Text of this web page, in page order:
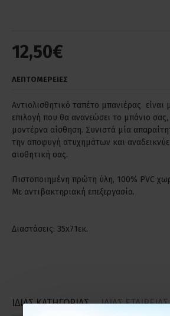
12,50€
ΛΕΠΤΟΜΕΡΕΙΕΣ
Αντιολισθητικό ταπέτο μπανιέρας είναι
επιλογή που θα ανανεώσει το μπάνιο
μοντέρνα αίσθηση. Συνιστά μία
την αποφυγή ατυχημάτων και
αισθητική σας.
Πιστοποιημένη πρώτη ύλη, 100% PVC
Με αντιβακτηριακή επεξεργασία.
Διαστάσεις: 35x71εκ.
ΙΔΙΑΣ ΚΑΤΗΓΟΡΙΑΣ ΙΔΙΑΣ ΕΤΑΙΡΕΙΑΣ